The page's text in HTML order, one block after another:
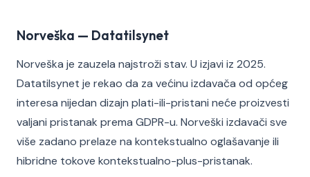
Norveška — Datatilsynet
Norveška je zauzela najstroži stav. U izjavi iz 2025.
Datatilsynet je rekao da za većinu izdavača od općeg
interesa nijedan dizajn plati-ili-pristani neće proizvesti
valjani pristanak prema GDPR-u. Norveški izdavači sve
više zadano prelaze na kontekstualno oglašavanje ili
hibridne tokove kontekstualno-plus-pristanak.